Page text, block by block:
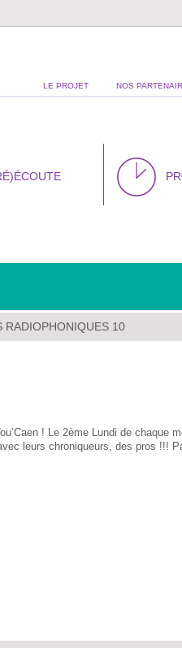
LE PROJET NOS
RADIOPHONIQUES 10
! Le 2ème Lundi de chaque
leurs chroniqueurs, des pros !!!